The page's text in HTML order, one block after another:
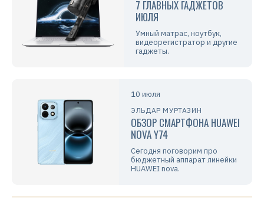
7 ГЛАВНЫХ ГАДЖЕТОВ
ИЮЛЯ
Умный матрас, ноутбук,
видеорегистратор и другие
гаджеты.
10 июля
ЭЛЬДАР МУРТАЗИН
ОБЗОР СМАРТФОНА HUAWEI
NOVA Y74
Сегодня поговорим про
бюджетный аппарат линейки
HUAWEI nova.